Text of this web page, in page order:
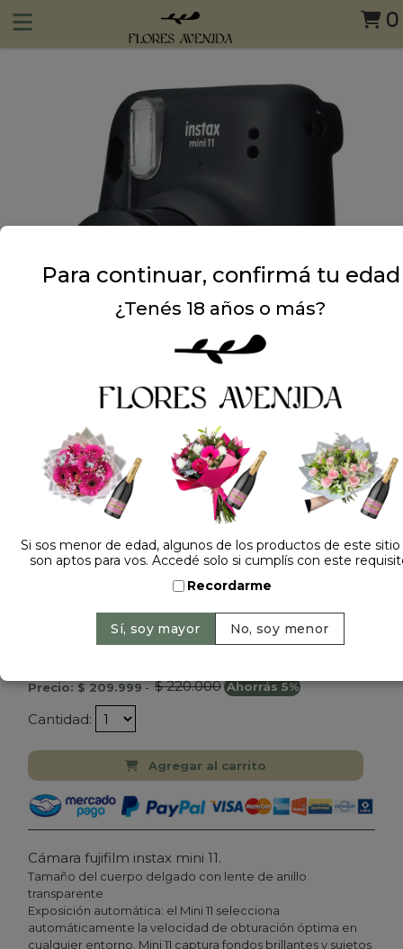
0
Dejá tu opinión
CAMARIA FUJIFILM INSTAX 11
Precio: $ 209.999-$ 220.000 Ahorrás 5%
Cantidad:
Agregar al carrito
Cámara fujifilm instax mini 11.
Tamaño del cuerpo delgado con lente de anillo
transparente
Exposición automática: el Mini 11 selecciona
automáticamente la velocidad de obturación óptima en
cualquier entorno. Mini 11 captura fondos brillantes y sujetos
Para continuar, confirmá tu edad
¿Tenés 18 años o más?
Si sos menor de edad, algunos de los productos de este
son aptos para vos. Accedé solo si cumplís con este
Recordarme